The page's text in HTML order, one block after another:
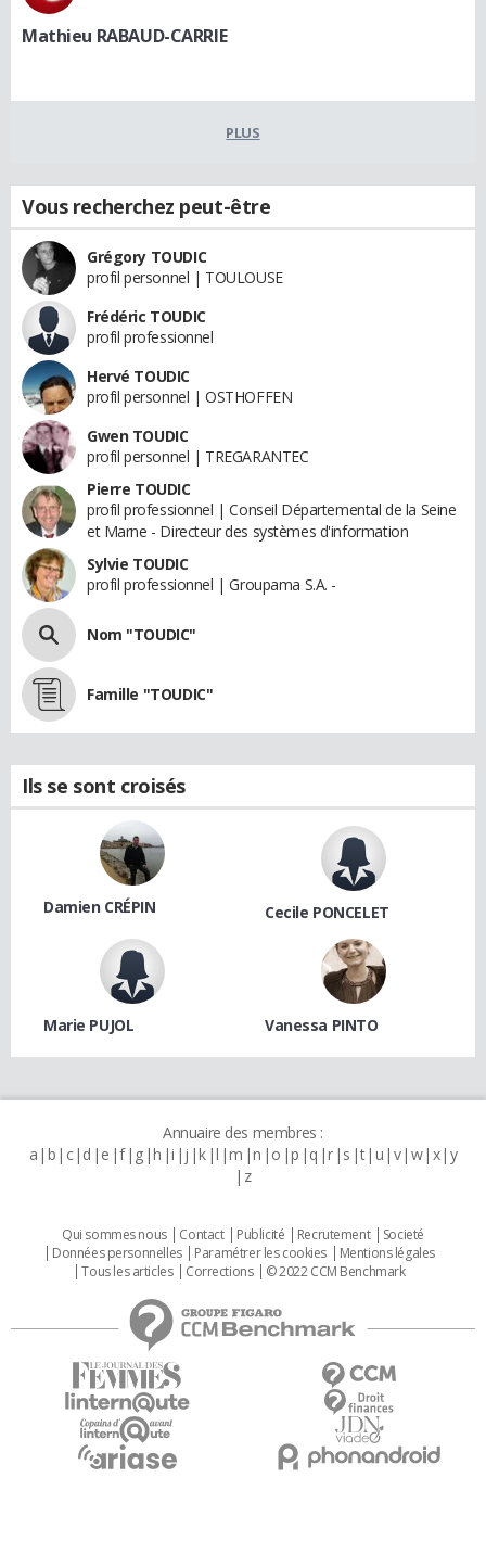
Mathieu RABAUD-CARRIE
PLUS
Vous recherchez peut-être
Grégory TOUDIC
profil personnel | TOULOUSE
Frédéric TOUDIC
profil professionnel
Hervé TOUDIC
profil personnel | OSTHOFFEN
Gwen TOUDIC
profil personnel | TREGARANTEC
Pierre TOUDIC
profil professionnel | Conseil Départemental de la Seine
et Marne - Directeur des systèmes d'information
Sylvie TOUDIC
profil professionnel | Groupama S.A. -
Nom "TOUDIC"
Famille "TOUDIC"
Ils se sont croisés
Damien CRÉPIN Cecile PONCELET
Marie PUJOL Vanessa PINTO
Annuaire des membres :
a b c d e f g h i j k l m n o p q r s t u v w x y
z
Qui sommes nous Contact Publicité Recrutement
Societé
Données personnelles
Paramétrer les cookies
Mentions légales
Tous les articles
Corrections © 2022 CCM Benchmark